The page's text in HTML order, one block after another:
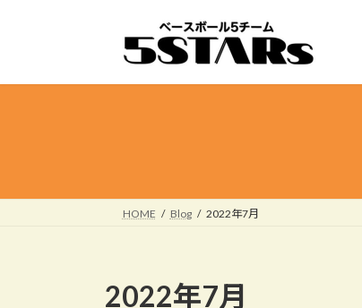
プ
動
HOME Blog 2022年7月
2022年7月